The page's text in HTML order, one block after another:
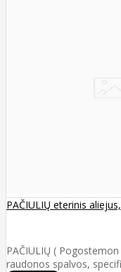
PAČIULIŲ eterinis
PAČIULIŲ (
raudonos spalvos,